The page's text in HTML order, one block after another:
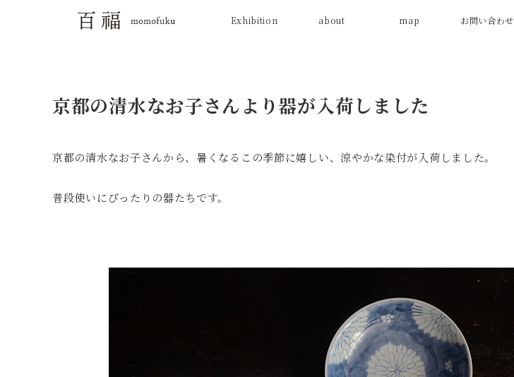
Exhibition about map お問い合わせ
京都の清水なお子さんより器が入荷しました
京都の清水なお子さんから、暑くなるこの季節に嬉しい、涼やかな染付が入荷しました。
普段使いにぴったりの器たちです。